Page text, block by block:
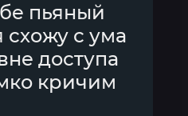
пьяный
схожу с ума
доступа
кричим